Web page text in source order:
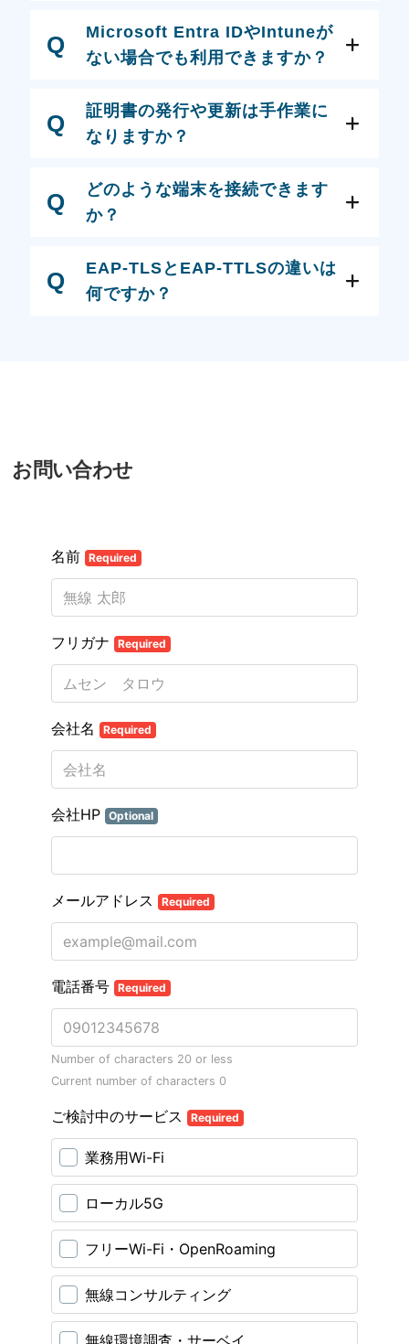
Q
Microsoft Entra IDやIntuneが
ない場合でも利用できますか？
Q
証明書の発行や更新は手作業に
なりますか？
Q
どのような端末を接続できます
か？
Q
EAP-TLSとEAP-TTLSの違いは
何ですか？
お問い合わせ